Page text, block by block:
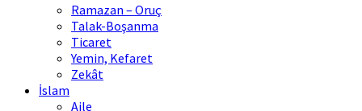
Ramazan – Oruç
Talak-Boşanma
Ticaret
Yemin, Kefaret
Zekât
İslam
Aile